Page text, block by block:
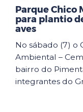
Parque Chico
para plantio
aves
No sábado (7) o
Ambiental –
bairro do
integrantes do